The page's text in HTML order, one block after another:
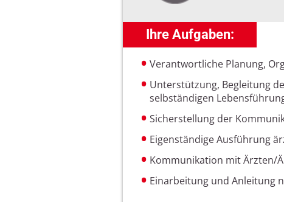
Ihre Aufgaben:
Verantwortliche Planung,
Unterstützung, Begleitung
selbständigen
Sicherstellung der
Eigenständige Ausführung
Kommunikation mit Ärzten/
Einarbeitung und Anleitung